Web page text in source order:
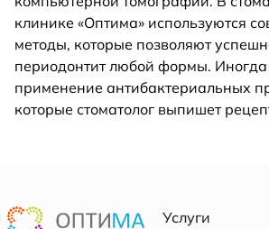
клинике «Оптима» используются
методы, которые позволяют
периодонтит любой формы. Иногда
применение антибактериальных
которые стоматолог выпишет
Услуги